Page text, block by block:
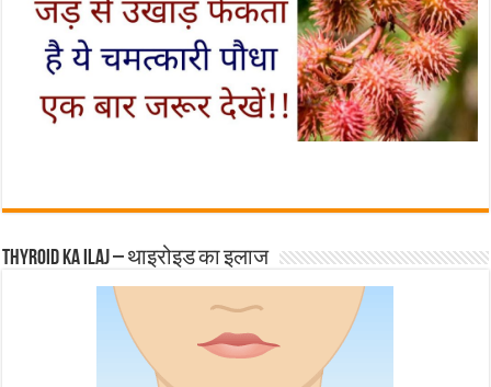
Thyroid ka ilaj – थाइरोइड का इलाज